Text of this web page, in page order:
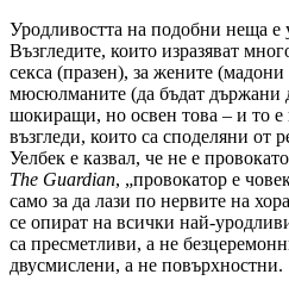
Уродливостта на подобни неща е
Възгледите, които изразяват
секса (празен), за жените
мюсюлманите (да бъдат държани
шокиращи, но освен това – и то е
възгледи, които са споделяни от
Уелбек е казвал, че не е
The Guardian, „провокатор е
само за да лази по нервите на
се опират на всички най-
са пресметливи, а не
двусмислени, а не повърхностни.